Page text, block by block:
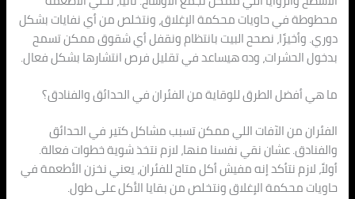
محطوطة في حاويات محكمة الإغلاق، ونتخلص من أي نفايات بشكل
دوري. وأخيرًا، نصحح البيت بانتظام ونقفل أي شقوق ممكن تسمح
بدخول الحشرات، وده هيساعد في تقليل فرص انتشارها بشكل فعال.
ما هي أفضل الطرق للوقاية من الفئران في الحدائق والفنادق؟
الفئران من الآفات اللي ممكن تسبب مشاكل كتير في الحدائق
والفنادق. عشان نقي نفسنا منها، لازم نتخذ شوية خطوات فعالة.
أولاً، لازم نتأكد إنه مفيش أكل متاح للفئران، يعني نخزن الأطعمة في
حاويات محكمة الإغلاق ونتخلص من بقايا الأكل على طول.